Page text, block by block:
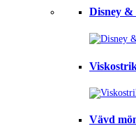
Disney
Vävd